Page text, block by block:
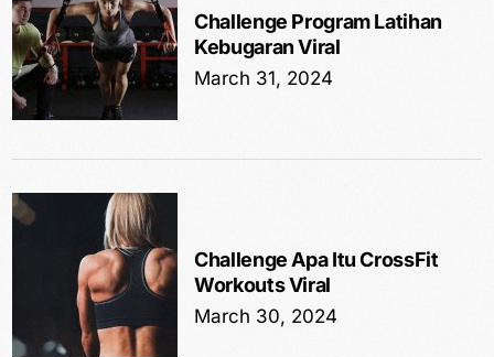
Challenge Program Latihan
Kebugaran Viral
March 31, 2024
Challenge Apa Itu CrossFit
Workouts Viral
March 30, 2024